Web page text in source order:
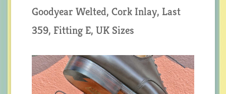
Goodyear Welted, Cork Inlay, Last
359, Fitting E, UK Sizes